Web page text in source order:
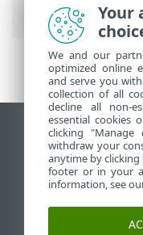
Использовать
End of Life
База знаний
ESET Status
Your
We and our
optimized online
and serve you
collection of all
decline all non-
essential cookies
clicking
withdraw your
anytime by
footer or in your
information, see